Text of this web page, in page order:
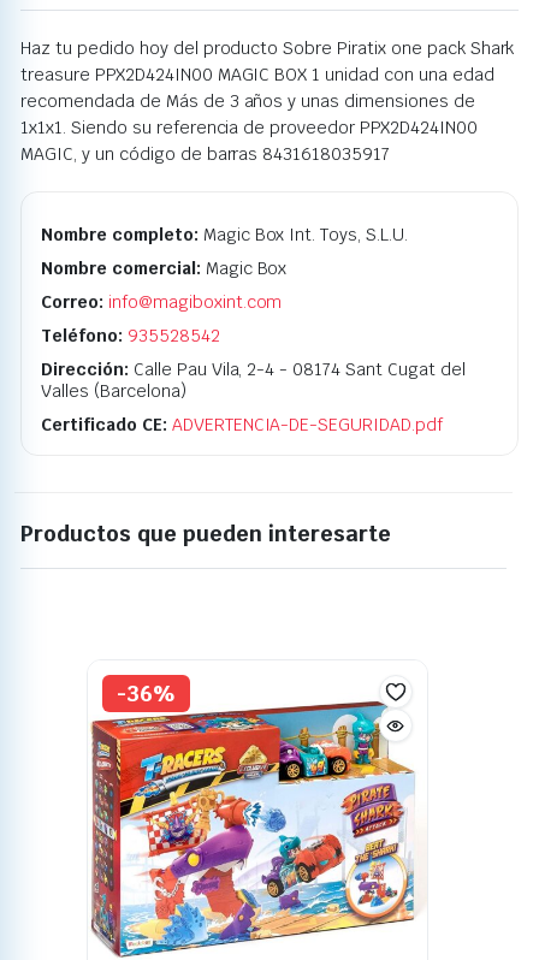
Haz tu pedido hoy del producto Sobre Piratix one pack Shark
treasure PPX2D424IN00 MAGIC BOX 1 unidad con una edad
recomendada de Más de 3 años y unas dimensiones de
1x1x1. Siendo su referencia de proveedor PPX2D424IN00
MAGIC, y un código de barras 8431618035917
Nombre completo: Magic Box Int. Toys, S.L.U.
Nombre comercial: Magic Box
Correo: info@magiboxint.com
Teléfono: 935528542
Dirección: Calle Pau Vila, 2-4 - 08174 Sant Cugat del
Valles (Barcelona)
Certificado CE: ADVERTENCIA-DE-SEGURIDAD.pdf
Productos que pueden interesarte
-36%